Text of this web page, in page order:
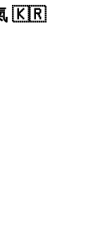
🇰🇷